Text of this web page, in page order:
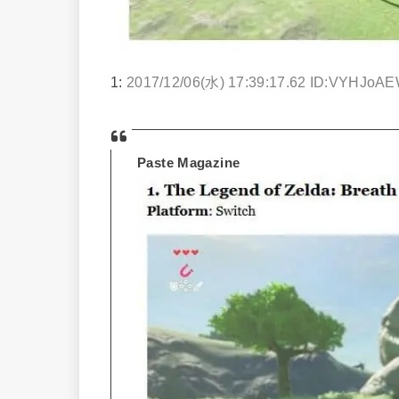
1: 2017/12/06(水) 17:39:17.62
Paste Magazine